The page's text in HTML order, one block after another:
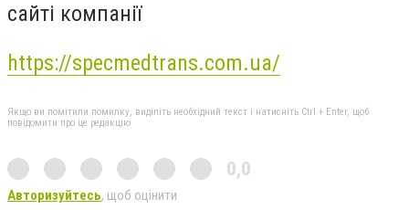
сайті компанії
https://specmedtrans.com.ua/
Якщо ви помітили помилку, виділіть необхідний текст і натисніть Ctrl + Enter, щоб
повідомити про це редакцію
0,0
Авторизуйтесь, щоб оцінити